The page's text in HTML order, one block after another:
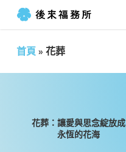
Skip
main首頁» 花葬
花葬：讓愛與思念綻放成
永恆的花海